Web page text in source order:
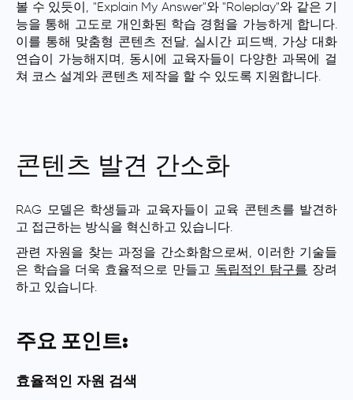
볼 수 있듯이, "Explain My Answer"와 "Roleplay"와 같은 기
능을 통해 고도로 개인화된 학습 경험을 가능하게 합니다.
이를 통해 맞춤형 콘텐츠 전달, 실시간 피드백, 가상 대화
연습이 가능해지며, 동시에 교육자들이 다양한 과목에 걸
쳐 코스 설계와 콘텐츠 제작을 할 수 있도록 지원합니다.
콘텐츠 발견 간소화
RAG 모델은 학생들과 교육자들이 교육 콘텐츠를 발견하
고 접근하는 방식을 혁신하고 있습니다.
관련 자원을 찾는 과정을 간소화함으로써, 이러한 기술들
은 학습을 더욱 효율적으로 만들고 독립적인 탐구를 장려
하고 있습니다.
주요 포인트:
효율적인 자원 검색